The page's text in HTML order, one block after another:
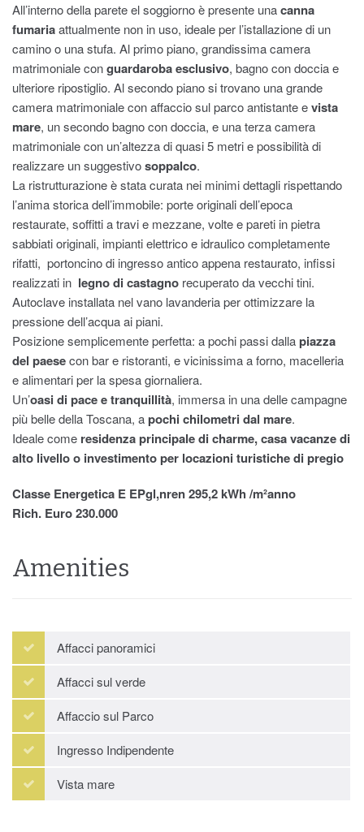
All’interno della parete el soggiorno è presente unacanna
fumariaattualmente non in uso, ideale per l’istallazione di un
camino o una stufa. Al primo piano, grandissima camera
matrimoniale conguardaroba esclusivo, bagno con doccia e
ulteriore ripostiglio. Al secondo piano si trovano una grande
camera matrimoniale con affaccio sul parco antistante evista
mare, un secondo bagno con doccia, e una terza camera
matrimoniale con un’altezza di quasi 5 metri e possibilità di
realizzare un suggestivosoppalco.
La ristrutturazione è stata curata nei minimi dettagli rispettando
l’anima storica dell’immobile: porte originali dell’epoca
restaurate, soffitti a travi e mezzane, volte e pareti in pietra
sabbiati originali, impianti elettrico e idraulico completamente
rifatti, portoncino di ingresso antico appena restaurato, infissi
realizzati in legno di castagno recuperato da vecchi tini.
Autoclave installata nel vano lavanderia per ottimizzare la
pressione dell’acqua ai piani.
Posizione semplicemente perfetta: a pochi passi dallapiazza
del paesecon bar e ristoranti, e vicinissima a forno, macelleria
e alimentari per la spesa giornaliera.
Un’oasi di pace e tranquillità, immersa in una delle campagne
più belle della Toscana, apochi chilometri dal mare.
Ideale come residenza principale di charme, casa vacanze di
alto livello o investimento per locazioni turistiche di pregio
Classe Energetica E EPgl,nren 295,2 kWh /m²anno
Rich. Euro 230.000
Amenities
Affacci panoramici
Affacci sul verde
Affaccio sul Parco
Ingresso Indipendente
Vista mare